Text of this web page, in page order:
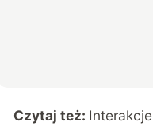
Czytaj też: